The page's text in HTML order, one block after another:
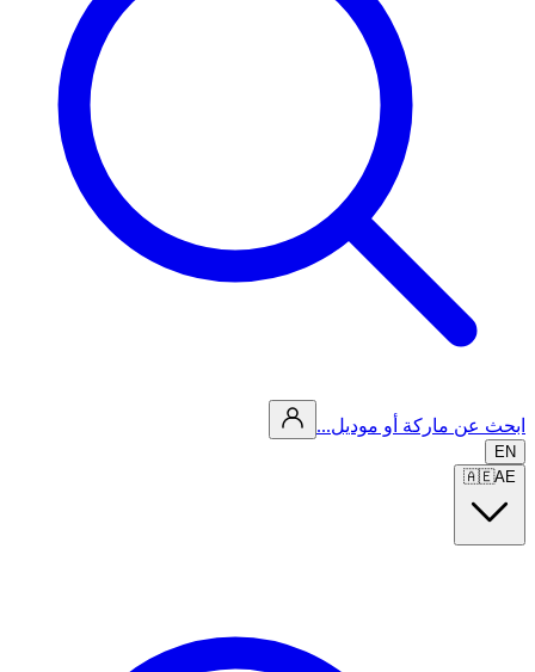
ابحث عن ماركة أو موديل...
EN
🇦🇪AE